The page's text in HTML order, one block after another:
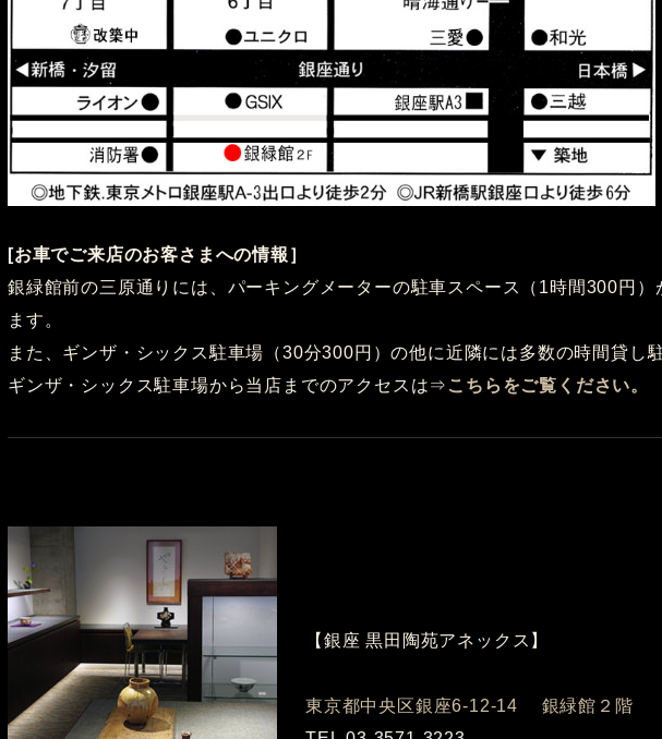
[お車でご来店のお客さまへの情報］
銀緑館前の三原通りには、パーキングメーターの駐車スペース（1時間300円）
ます。
また、ギンザ・シックス駐車場（30分300円）の他に近隣には多数の時間貸し
ギンザ・シックス駐車場から当店までのアクセスは⇒ こちらをご覧ください。
【銀座 黒田陶苑アネックス】
東京都中央区銀座6-12-14 銀緑館２階